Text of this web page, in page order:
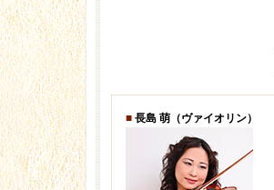
■ 長島 萌（ヴァイオリン）